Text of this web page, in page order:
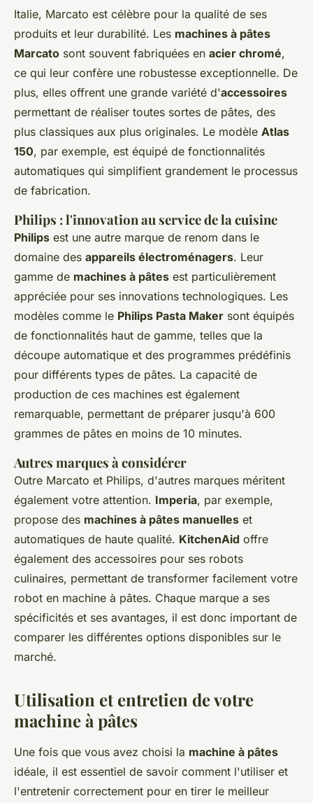
Italie, Marcato est célèbre pour la qualité de ses
produits et leur durabilité. Les machines à pâtes
Marcato sont souvent fabriquées en acier chromé,
ce qui leur confère une robustesse exceptionnelle. De
plus, elles offrent une grande variété d'accessoires
permettant de réaliser toutes sortes de pâtes, des
plus classiques aux plus originales. Le modèle Atlas
150, par exemple, est équipé de fonctionnalités
automatiques qui simplifient grandement le processus
de fabrication.
Philips : l'innovation au service de la cuisine
Philips est une autre marque de renom dans le
domaine des appareils électroménagers. Leur
gamme de machines à pâtes est particulièrement
appréciée pour ses innovations technologiques. Les
modèles comme le Philips Pasta Maker sont équipés
de fonctionnalités haut de gamme, telles que la
découpe automatique et des programmes prédéfinis
pour différents types de pâtes. La capacité de
production de ces machines est également
remarquable, permettant de préparer jusqu'à 600
grammes de pâtes en moins de 10 minutes.
Autres marques à considérer
Outre Marcato et Philips, d'autres marques méritent
également votre attention. Imperia, par exemple,
propose des machines à pâtes manuelles et
automatiques de haute qualité. KitchenAid offre
également des accessoires pour ses robots
culinaires, permettant de transformer facilement votre
robot en machine à pâtes. Chaque marque a ses
spécificités et ses avantages, il est donc important de
comparer les différentes options disponibles sur le
marché.
Utilisation et entretien de votre
machine à pâtes
Une fois que vous avez choisi la machine à pâtes
idéale, il est essentiel de savoir comment l'utiliser et
l'entretenir correctement pour en tirer le meilleur